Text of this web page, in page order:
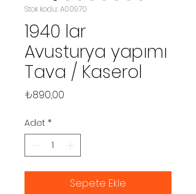
Stok kodu: A00970
1940 lar
Avusturya yapımı
Tava / Kaserol
₺890,00
Adet *
Sepete Ekle